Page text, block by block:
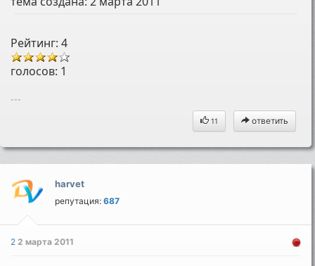
Рейтинг: 4
голосов: 1
---
11 ответить
harvet
репутация:687
22 марта 2011